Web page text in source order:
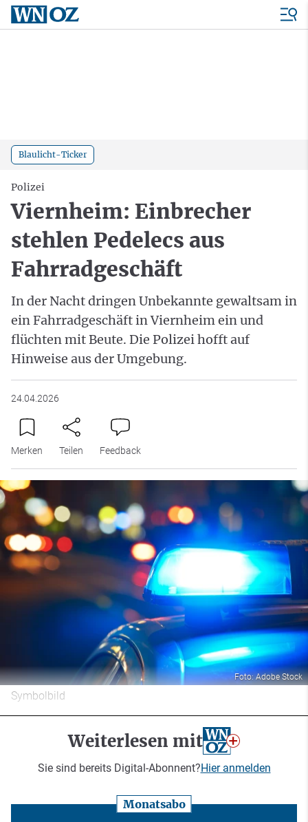
Blaulicht-Ticker
Polizei
Viernheim: Einbrecher
stehlen Pedelecs aus
Fahrradgeschäft
In der Nacht dringen Unbekannte gewaltsam in
ein Fahrradgeschäft in Viernheim ein und
flüchten mit Beute. Die Polizei hofft auf
Hinweise aus der Umgebung.
24.04.2026
Merken Teilen Feedback
Foto: Adobe Stock
Symbolbild
Weiterlesen mit
Sie sind bereits Digital-Abonnent?Hier anmelden
Monatsabo